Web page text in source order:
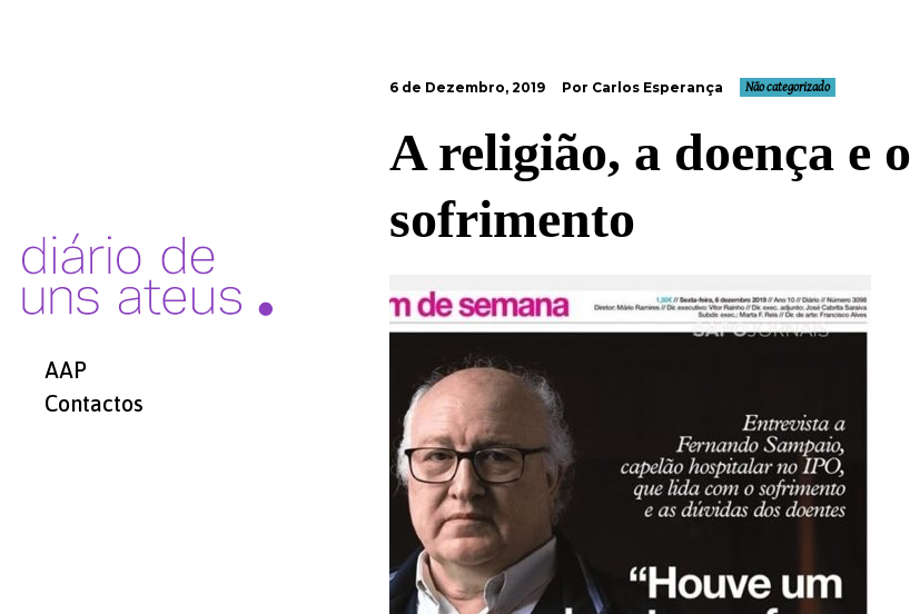
AAP
Contactos
6 de Dezembro, 2019 Por Carlos Esperança Não categorizado
A religião, a doença e o
sofrimento